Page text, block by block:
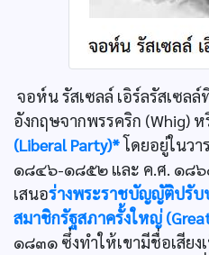
จอห์น รัสเซลล์ เอิร์ลรัสเซล
อังกฤษจากพรรคริก (Whig)
(Liberal Party)*โดยอยู่ในวา
๑๘๔๖-๑๘๕๒ และ ค.ศ. ๑๘๖
เสนอร่างพระราชบัญญัติปรับ
สมาชิกรัฐสภาครั้งใหญ่
๑๘๓๑ ซึ่งทำให้เขามีชื่อเสียง